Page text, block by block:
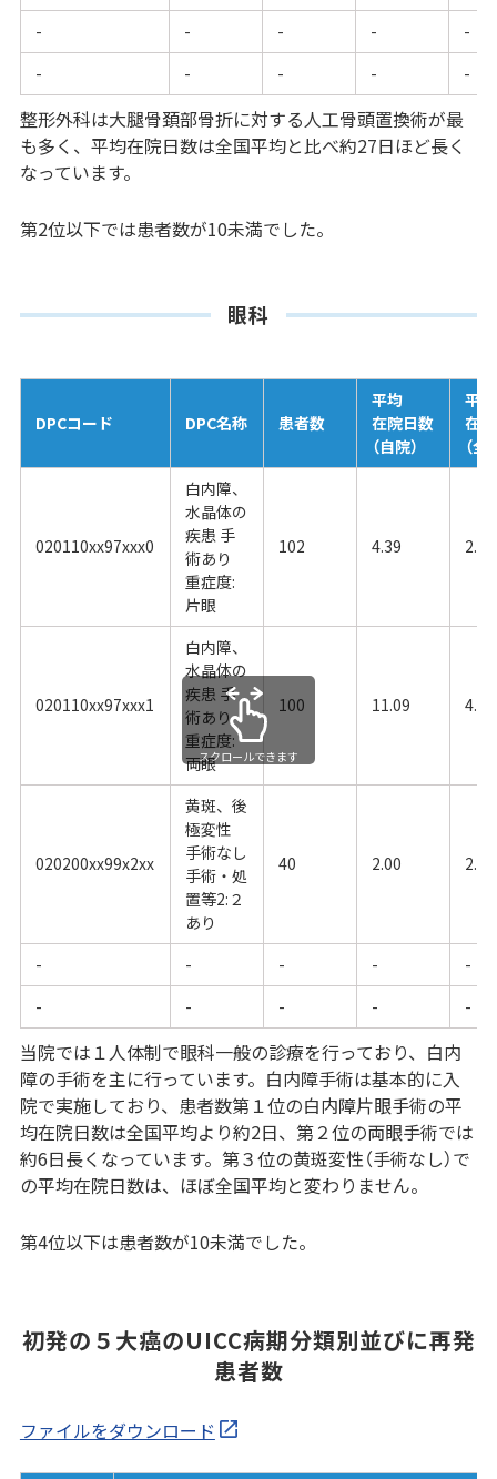
- - - -
-
-
- - - -
整形外科は大腿骨頚部骨折に対する人工骨頭置換術が最
も多く、平均在院日数は全国平均と比べ約27日ほど長く
なっています。
第2位以下では患者数が10未満でした。
眼科
DPCコード DPC名称 患者数
平均
在院日数
（自院）
平均
在
（全
020110xx97xxx0
白内障、
水晶体の
疾患 手
術あり
重症度:
片眼
102 4.39 2.76
020110xx97xxx1
白内障、
水晶体の
疾患 手
術あり
重症度:
両眼
100 11.09 4.95
020200xx99x2xx
黄斑、後
極変性
手術なし
手術・処
置等2:２
あり
40 2.00 2.52
- - - -
-
-
- - - -
スクロールできます
当院では１人体制で眼科一般の診療を行っており、白内
障の手術を主に行っています。白内障手術は基本的に入
院で実施しており、患者数第１位の白内障片眼手術の平
均在院日数は全国平均より約2日、第２位の両眼手術では
約6日長くなっています。第３位の黄斑変性（手術なし）で
の平均在院日数は、ほぼ全国平均と変わりません。
第4位以下は患者数が10未満でした。
初発の５大癌のUICC病期分類別並びに再発
患者数
ファイルをダウンロード